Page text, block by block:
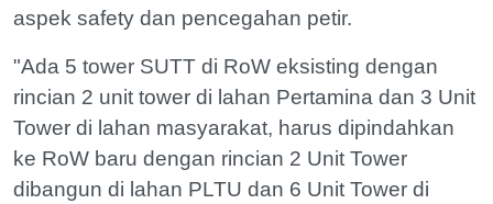
aspek safety dan pencegahan petir.
"Ada 5 tower SUTT di RoW eksisting dengan
rincian 2 unit tower di lahan Pertamina dan 3 Unit
Tower di lahan masyarakat, harus dipindahkan
ke RoW baru dengan rincian 2 Unit Tower
dibangun di lahan PLTU dan 6 Unit Tower di